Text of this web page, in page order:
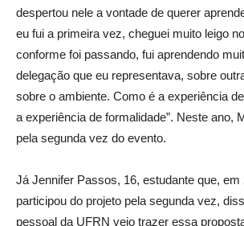
despertou nele a vontade de querer
eu fui a primeira vez, cheguei muito leigo
conforme foi passando, fui aprendendo
delegação que eu representava, sobre
sobre o ambiente. Como é a experiência
a experiência de formalidade”. Neste ano,
pela segunda vez do evento.
Já Jennifer Passos, 16, estudante que, em
participou do projeto pela segunda vez,
pessoal da UFRN veio trazer essa